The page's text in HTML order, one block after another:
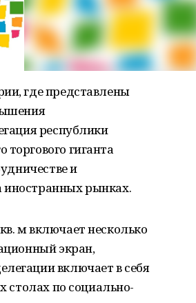
где представлены
республики
гиганта
и
иностранных рынках.
м включает несколько
экран,
включает в себя
столах по социально-